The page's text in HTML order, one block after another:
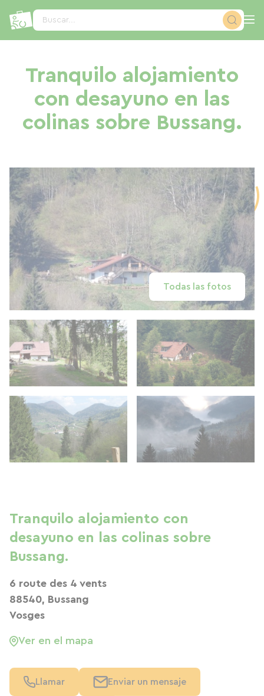
Buscar...
Tranquilo alojamiento
con desayuno en las
colinas sobre Bussang.
Todas las fotos
Tranquilo alojamiento con
desayuno en las colinas sobre
Bussang.
6 route des 4 vents
88540, Bussang
Vosges
Ver en el mapa
Llamar Enviar un mensaje
Panel de gestión de cookies